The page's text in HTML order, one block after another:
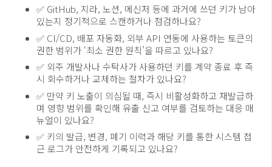
✅ GitHub, 지라, 노션, 메신저 등에 과거에 쓰던 키가 남아
있는지 정기적으로 스캔하거나 점검하나요?
✅ CI/CD, 배포 자동화, 외부 API 연동에 사용하는 토큰의
권한 범위가 ‘최소 권한 원칙’을 따르고 있나요?
✅ 외주 개발사나 수탁사가 사용하던 키를 계약 종료 후 즉
시 회수하거나 교체하는 절차가 있나요?
✅ 만약 키 노출이 의심될 때, 즉시 비활성화하고 재발급하
며 영향 범위를 확인해 유출 신고 여부를 검토하는 대응 매
뉴얼이 있나요?
✅ 키의 발급, 변경, 폐기 이력과 해당 키를 통한 시스템 접
근 로그가 안전하게 기록되고 있나요?